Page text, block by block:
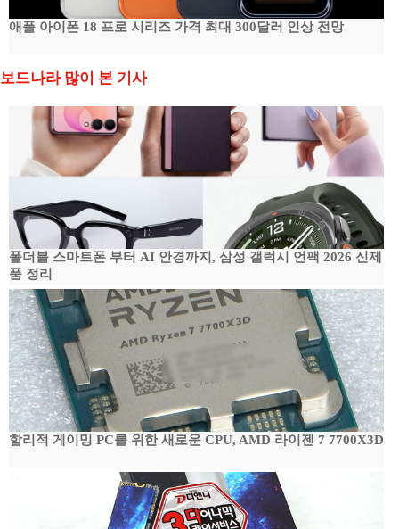
애플 아이폰 18 프로 시리즈 가격 최대 300달러 인상 전망
보드나라 많이 본 기사
폴더블 스마트폰 부터 AI 안경까지, 삼성 갤럭시 언팩 2026 신제
품 정리
합리적 게이밍 PC를 위한 새로운 CPU, AMD 라이젠 7 7700X3D